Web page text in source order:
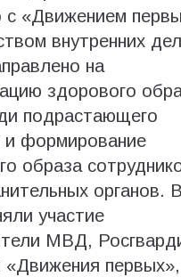
с «Движением
внутренних дел
на
здорового
подрастающего
и формирование
образа
органов. В
участие
МВД,
«Движения первых»,